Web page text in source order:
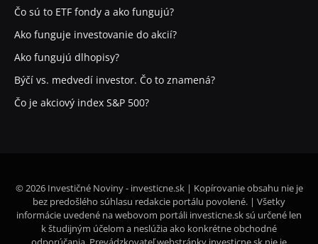
Čo sú to ETF fondy a ako fungujú?
Ako funguje investovanie do akcií?
Ako fungujú dlhopisy?
Býčí vs. medvedí investor. Čo to znamená?
Čo je akciový index S&P 500?
© 2026 Investičné Noviny - investicne.sk | Kopírovanie obsahu nie je
bez predošlého súhlasu redakcie portálu povolené. | Všetky
informácie uvedené na webovom portáli investicne.sk sú určené len
k študijným účelom a neslúžia ako konkrétne obchodné